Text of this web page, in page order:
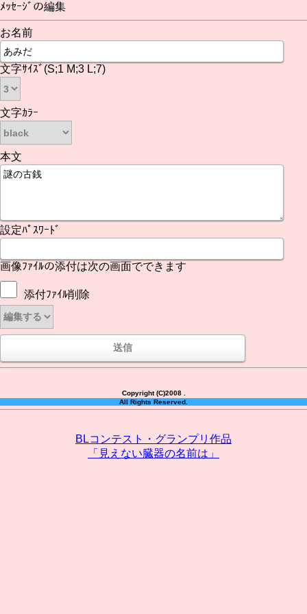
ﾒｯｾｰｼﾞの編集
お名前
文字ｻｲｽﾞ(S;1 M;3 L;7)
文字ｶﾗｰ
本文
設定ﾊﾟｽﾜｰﾄﾞ
画像ﾌｧｲﾙの添付は次の画面でできます
添付ﾌｧｲﾙ削除
Copyright (C)2008 .
All Rights Reserved.
BLコンテスト・グランプリ作品
「見えない臓器の名前は」